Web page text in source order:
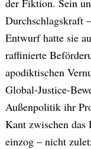
der Fiktion. Sein
Durchschlagskraft
Entwurf hatte sie
raffinierte
apodiktischen
Global-Justice-
Außenpolitik ihr
Kant zwischen das
einzog – nicht